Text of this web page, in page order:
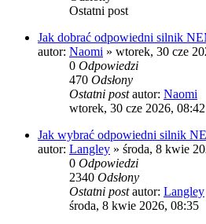
Ostatni post
Jak dobrać odpowiedni silnik
autor: Naomi » wtorek, 30 cze
0 Odpowiedzi
470 Odsłony
Ostatni postautor: Naomi
wtorek, 30 cze 2026, 08:42
Jak wybrać odpowiedni silnik
autor: Langley » środa, 8 kwie
0 Odpowiedzi
2340 Odsłony
Ostatni postautor: Langley
środa, 8 kwie 2026, 08:35